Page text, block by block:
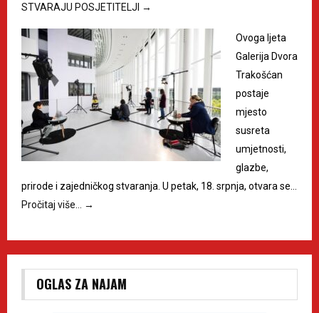
STVARAJU POSJETITELJI →
Ovoga ljeta
Galerija Dvora
Trakošćan
postaje
mjesto
susreta
umjetnosti,
glazbe,
prirode i zajedničkog stvaranja. U petak, 18. srpnja, otvara se…
Pročitaj više…
→
OGLAS ZA NAJAM